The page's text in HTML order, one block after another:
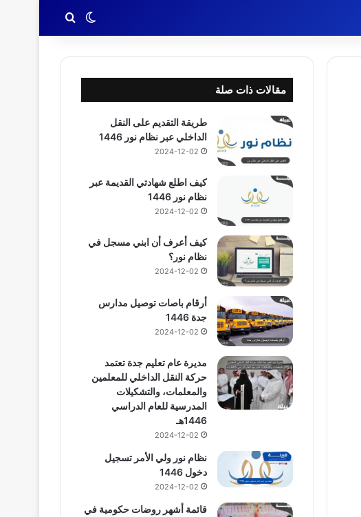
الوضع المظلم
بحث عن
مقالات ذات صلة
طريقة التقديم على النقل
الداخلي عبر نظام نور 1446
2024-12-02
كيف اطلع شهادتي القديمة عبر
نظام نور 1446
2024-12-02
كيف أعرف أن ابني مسجل في
نظام نور؟
2024-12-02
أرقام باصات توصيل مدارس
جدة 1446
2024-12-02
مديرة عام تعليم جدة تعتمد
حركة النقل الداخلي للمعلمين
والمعلمات، والتشكيلات
المدرسية للعام الدراسي
1446هـ
2024-12-02
نظام نور ولي الأمر تسجيل
دخول 1446
2024-12-02
قائمة أشهر روضات حكومية في